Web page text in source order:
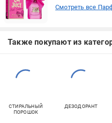
Смотреть все
Также покупают из
СТИРАЛЬНЫЙ
ПОРОШОК
ДЕЗОДОРАНТ